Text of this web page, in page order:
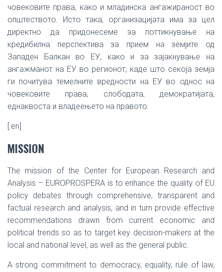
човековите права, како и младинска ангажираност во
општеството. Исто така, организацијата има за цел
директно да придонесеме за поттикнување на
кредибилна перспектива за прием на земјите од
Западен Балкан во ЕУ, како и за зајакнување на
ангажманот на ЕУ во регионот, каде што секоја земја
ги почитува темелните вредности на ЕУ во однос на
човековите права, слободата, демократијата,
еднаквоста и владеењето на правото.
[:en]
MISSION
The mission of the Center for European Research and
Analysis – EUROPROSPERA is to enhance the quality of EU
policy debates through comprehensive, transparent and
factual research and analysis, and in turn provide effective
recommendations drawn from current economic and
political trends so as to target key decision-makers at the
local and national level, as well as the general public.
A strong commitment to democracy, equality, rule of law,